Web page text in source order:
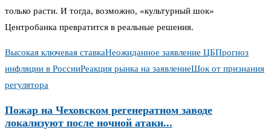
только расти. И тогда, возможно, «культурный шок»
Центробанка превратится в реальные решения.
Высокая ключевая ставкаНеожиданное заявление ЦБПрогноз
инфляции в РоссииРеакция рынка на заявлениеШок от признания
регулятора
Пожар на Чеховском регенератном заводе
локализуют после ночной атаки...